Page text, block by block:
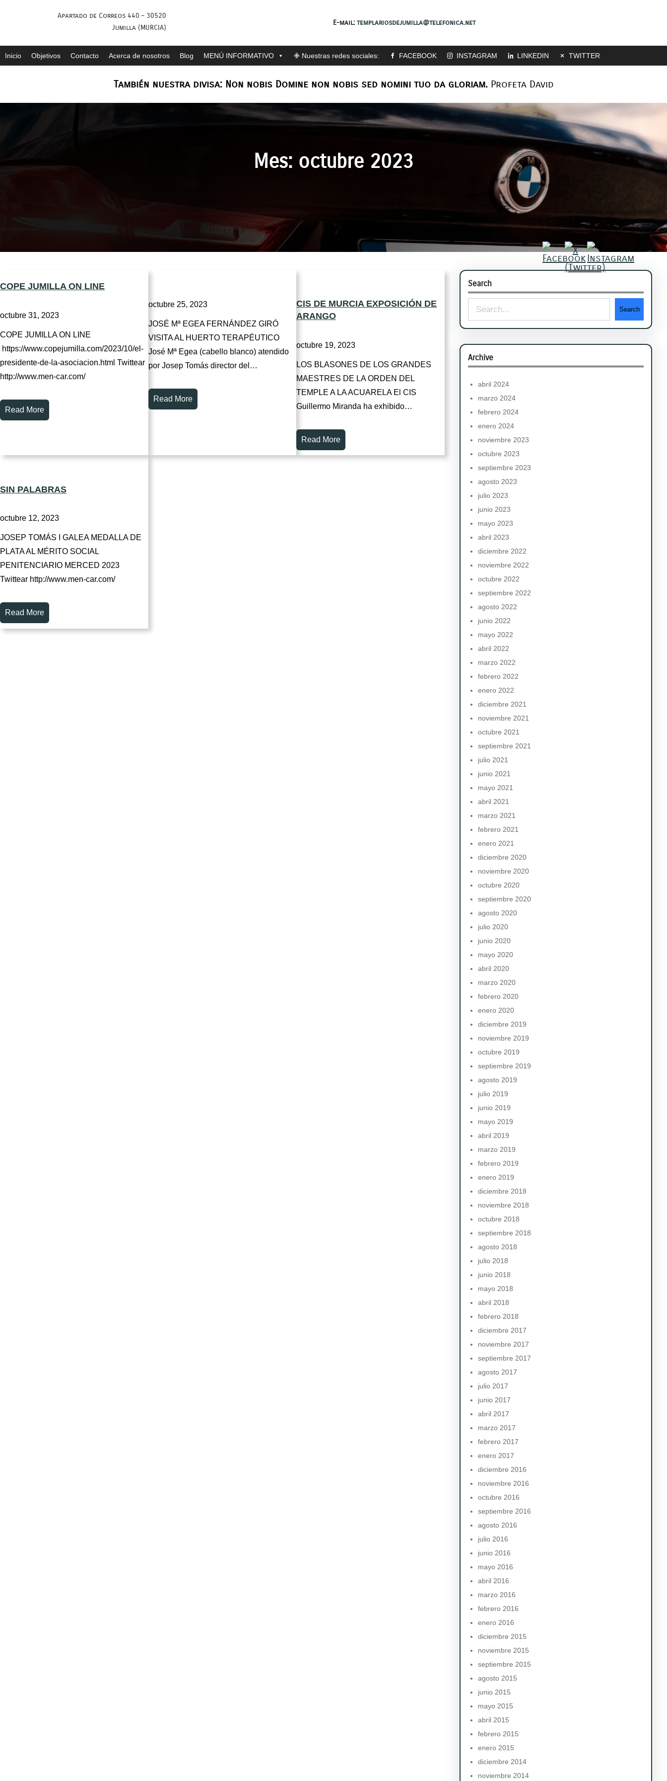
contenido
Apartado de Correos 440 – 30520
Jumilla (MURCIA)
E-mail: templariosdejumilla@telefonica.net
Inicio Objetivos Contacto Acerca de nosotros Blog MENÚ INFORMATIVO ✙ Nuestras redes sociales: FACEBOOK INSTAGRAM LINKEDIN TWITTER
También nuestra divisa: Non nobis Domine non nobis sed nomini tuo da gloriam.Profeta David
Mes: octubre 2023
COPE JUMILLA ON LINE
octubre 31, 2023
COPE JUMILLA ON LINE
https://www.copejumilla.com/2023/10/el-
presidente-de-la-asociacion.html Twittear
http://www.men-car.com/
Read More
octubre 25, 2023
JOSÉ Mª EGEA FERNÁNDEZ GIRÓ
VISITA AL HUERTO TERAPÉUTICO
José Mª Egea (cabello blanco) atendido
por Josep Tomás director del…
Read More
CIS DE MURCIA EXPOSICIÓN DE
ARANGO
octubre 19, 2023
LOS BLASONES DE LOS GRANDES
MAESTRES DE LA ORDEN DEL
TEMPLE A LA ACUARELA El CIS
Guillermo Miranda ha exhibido…
Read More
SIN PALABRAS
octubre 12, 2023
JOSEP TOMÁS I GALEA MEDALLA DE
PLATA AL MÉRITO SOCIAL
PENITENCIARIO MERCED 2023
Twittear http://www.men-car.com/
Read More
Search
e
a
r
Search
Archive
abril 2024
marzo 2024
febrero 2024
enero 2024
noviembre 2023
octubre 2023
septiembre 2023
agosto 2023
julio 2023
junio 2023
mayo 2023
abril 2023
diciembre 2022
noviembre 2022
octubre 2022
septiembre 2022
agosto 2022
junio 2022
mayo 2022
abril 2022
marzo 2022
febrero 2022
enero 2022
diciembre 2021
noviembre 2021
octubre 2021
septiembre 2021
julio 2021
junio 2021
mayo 2021
abril 2021
marzo 2021
febrero 2021
enero 2021
diciembre 2020
noviembre 2020
octubre 2020
septiembre 2020
agosto 2020
julio 2020
junio 2020
mayo 2020
abril 2020
marzo 2020
febrero 2020
enero 2020
diciembre 2019
noviembre 2019
octubre 2019
septiembre 2019
agosto 2019
julio 2019
junio 2019
mayo 2019
abril 2019
marzo 2019
febrero 2019
enero 2019
diciembre 2018
noviembre 2018
octubre 2018
septiembre 2018
agosto 2018
julio 2018
junio 2018
mayo 2018
abril 2018
febrero 2018
diciembre 2017
noviembre 2017
septiembre 2017
agosto 2017
julio 2017
junio 2017
abril 2017
marzo 2017
febrero 2017
enero 2017
diciembre 2016
noviembre 2016
octubre 2016
septiembre 2016
agosto 2016
julio 2016
junio 2016
mayo 2016
abril 2016
marzo 2016
febrero 2016
enero 2016
diciembre 2015
noviembre 2015
septiembre 2015
agosto 2015
junio 2015
mayo 2015
abril 2015
febrero 2015
enero 2015
diciembre 2014
noviembre 2014